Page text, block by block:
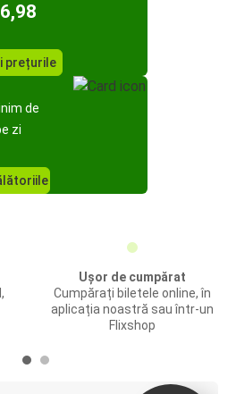
prețurile
de
zi
Ușor de cumpărat
Cumpărați biletele online, în
aplicația noastră sau într-un
Flixshop